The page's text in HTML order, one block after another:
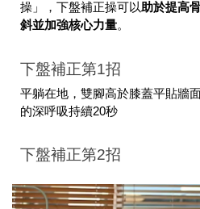
操」，下盤補正操可以助於提高
斜並加強核心力量。
下盤補正第1招
平躺在地，雙腳高於膝蓋平貼牆
的深呼吸持續20秒
下盤補正第2招